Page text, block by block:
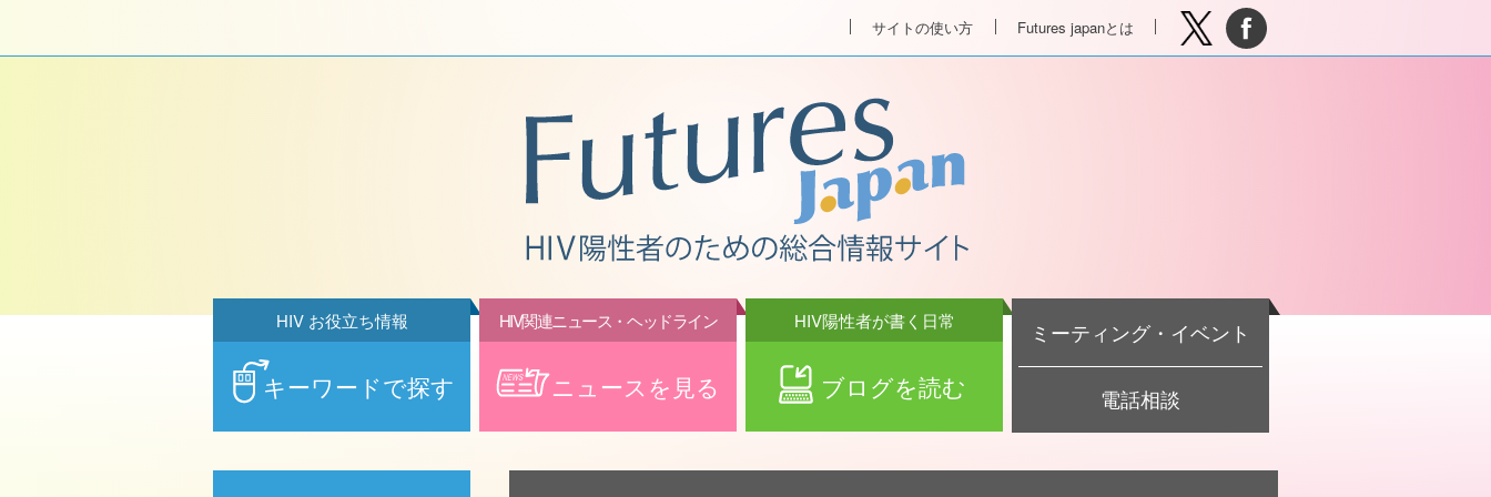
サイトの使い方 Futures japanとは
キーワードで探す
HIV お役立ち情報
ニュースを見る
HIV関連ニュース・ヘッドライン
ブログを読む
HIV陽性者が書く日常 ミーティング・イベント
電話相談